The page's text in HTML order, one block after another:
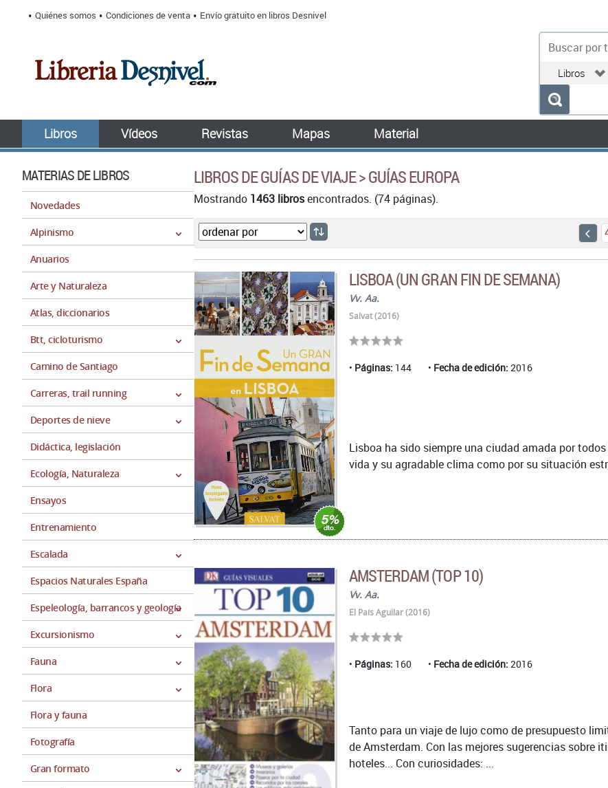
Quiénes somos Condiciones de venta Envío gratuito en libros Desnivel
Libros Vídeos Revistas Mapas Material
MATERIAS DE LIBROS
Novedades
Alpinismo
Anuarios
Arte y Naturaleza
Atlas, diccionarios
Btt, cicloturismo
Camino de Santiago
Carreras, trail running
Deportes de nieve
Didáctica, legislación
Ecología, Naturaleza
Ensayos
Entrenamiento
Escalada
Espacios Naturales España
Espeleología, barrancos y geología
Excursionismo
Fauna
Flora
Flora y fauna
Fotografía
Gran formato
LIBROS DE GUÍAS DE VIAJE > GUÍAS EUROPA
Mostrando 1463 librosencontrados. (74 páginas).
LISBOA (UN GRAN FIN DE SEMANA)
Vv. Aa.
Salvat (2016)
Páginas: 144 Fecha de edición: 2016
Lisboa ha sido siempre una ciudad amada por
vida y su agradable clima como por su situación
AMSTERDAM (TOP 10)
Vv. Aa.
El País Aguilar (2016)
Páginas: 160 Fecha de edición: 2016
Tanto para un viaje de lujo como de presupuesto
de Amsterdam. Con las mejores sugerencias sobre
hoteles... Con curiosidades: ...